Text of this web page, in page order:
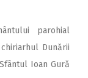
parohial
Dunării
Ioan Gură